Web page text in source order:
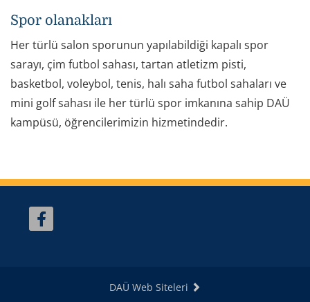
Spor olanakları
Her türlü salon sporunun yapılabildiği kapalı spor
sarayı, çim futbol sahası, tartan atletizm pisti,
basketbol, voleybol, tenis, halı saha futbol sahaları ve
mini golf sahası ile her türlü spor imkanına sahip DAÜ
kampüsü, öğrencilerimizin hizmetindedir.
DAÜ Web Siteleri